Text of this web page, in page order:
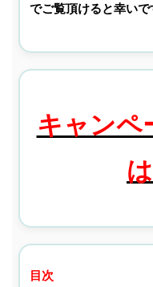
でご覧頂けると幸いで
キャンペ